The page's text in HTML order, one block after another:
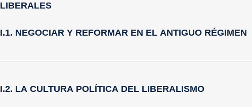
LIBERALES
I.1. NEGOCIAR Y REFORMAR EN EL ANTIGUO RÉGIMEN
I.2. LA CULTURA POLÍTICA DEL LIBERALISMO